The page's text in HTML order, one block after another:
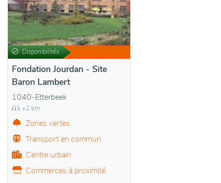
Disponibilités
Fondation Jourdan - Site
Baron Lambert
1040-Etterbeek
+2 km
Zones vertes
Transport en commun
Centre urbain
Commerces à proximité